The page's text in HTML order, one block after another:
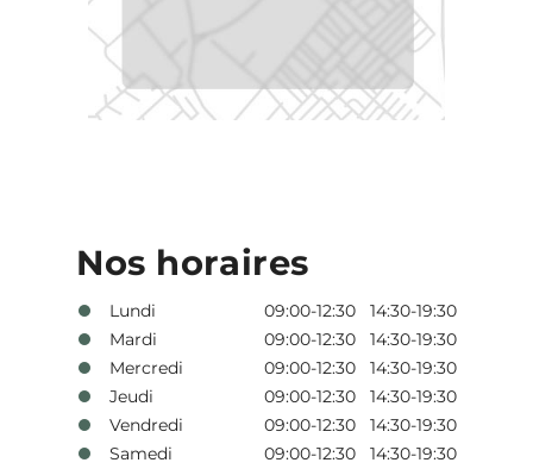
Nos horaires
Lundi
09:00-12:30 14:30-19:30
Mardi
09:00-12:30 14:30-19:30
Mercredi
09:00-12:30 14:30-19:30
Jeudi
09:00-12:30 14:30-19:30
Vendredi
09:00-12:30 14:30-19:30
Samedi
09:00-12:30 14:30-19:30